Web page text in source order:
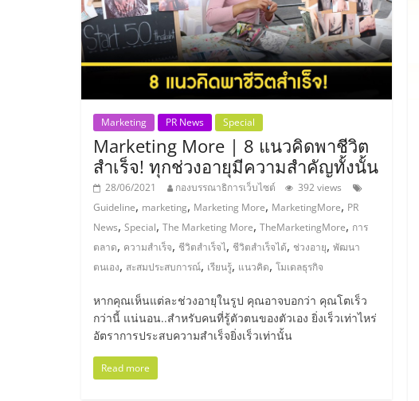
ที่
ปรึกษา
การ
ลงทุน
และ
ขยาย
สา
ขา
แฟ
Marketing PR News Special
Marketing More | 8 แนวคิดพาชีวิต
สำเร็จ! ทุกช่วงอายุมีความสำคัญทั้งนั้น
28/06/2021 กองบรรณาธิการเว็บไซต์
392 views
Guideline, marketing, Marketing More, MarketingMore, PR
News, Special, The Marketing More, TheMarketingMore, การ
ตลาด, ความสำเร็จ, ชีวิตสำเร็จไ, ชีวิตสำเร็จได้, ช่วงอายุ, พัฒนา
ตนเอง, สะสมประสบการณ์, เรียนรู้, แนวคิด, โมเดลธุรกิจ
หากคุณเห็นแต่ละช่วงอายุในรูป คุณอาจบอกว่า คุณโตเร็ว
กว่านี้ แน่นอน..สำหรับคนที่รู้ตัวตนของตัวเอง ยิ่งเร็วเท่าไหร่
อัตราการประสบความสำเร็จยิ่งเร็วเท่านั้น
Read more